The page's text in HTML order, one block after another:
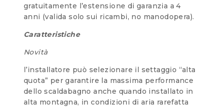
gratuitamente l’estensione di garanzia a 4
anni (valida solo sui ricambi, no manodopera).
Caratteristiche
Novità
l’installatore può selezionare il settaggio “alta
quota” per garantire la massima performance
dello scaldabagno anche quando installato in
alta montagna, in condizioni di aria rarefatta